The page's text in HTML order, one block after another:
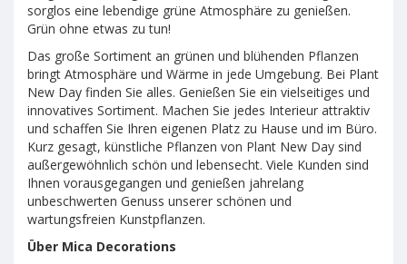
sorglos eine lebendige grüne Atmosphäre zu genießen.
Grün ohne etwas zu tun!
Das große Sortiment an grünen und blühenden Pflanzen
bringt Atmosphäre und Wärme in jede Umgebung. Bei Plant
New Day finden Sie alles. Genießen Sie ein vielseitiges und
innovatives Sortiment. Machen Sie jedes Interieur attraktiv
und schaffen Sie Ihren eigenen Platz zu Hause und im Büro.
Kurz gesagt, künstliche Pflanzen von Plant New Day sind
außergewöhnlich schön und lebensecht. Viele Kunden sind
Ihnen vorausgegangen und genießen jahrelang
unbeschwerten Genuss unserer schönen und
wartungsfreien Kunstpflanzen.
Über Mica Decorations